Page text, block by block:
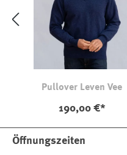
Pullover Leven Vee
190,00 €*
Öffnungszeiten